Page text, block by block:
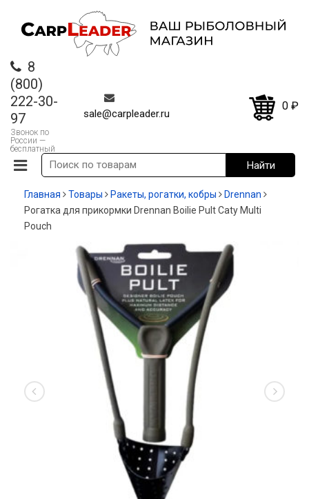
8
(800)
222-30-
97
Звонок по
России —
бесплатный
sale@carpleader.ru
0 ₽
Главная Товары Ракеты, рогатки, кобры
Drennan
Рогатка для прикормки Drennan Boilie Pult Caty Multi
Pouch